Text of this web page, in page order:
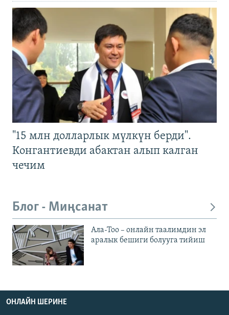
"15 млн долларлык мүлкүн берди".
Конгантиевди абактан алып калган
чечим
Блог - Миңсанат
Ала-Тоо – онлайн таалимдин эл
аралык бешиги болууга тийиш
ОНЛАЙН ШЕРИНЕ